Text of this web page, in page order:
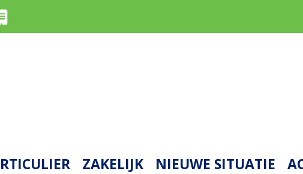
ZAKELIJK NIEUWE SITUATIE